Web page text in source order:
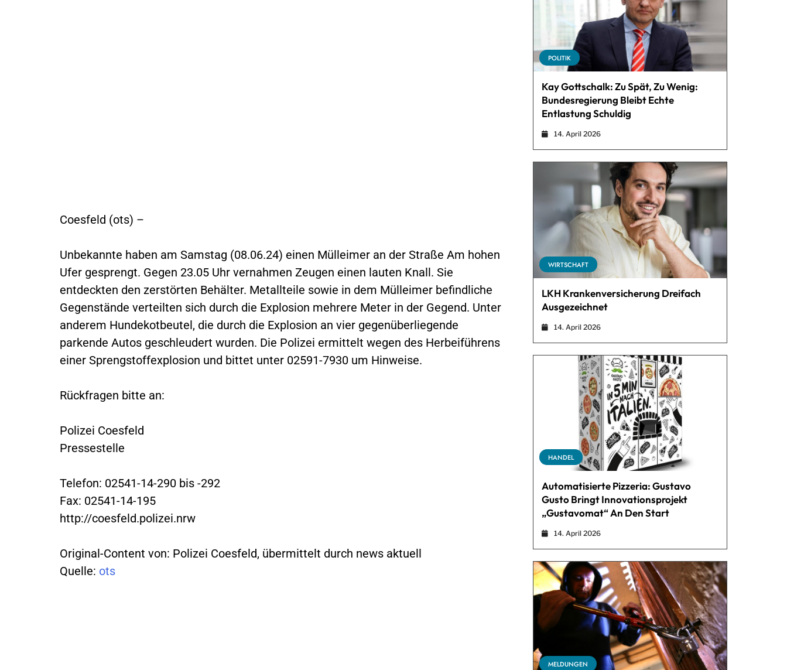
Coesfeld (ots) –
Unbekannte haben am Samstag (08.06.24) einen Mülleimer an der Straße Am hohen
Ufer gesprengt. Gegen 23.05 Uhr vernahmen Zeugen einen lauten Knall. Sie
entdeckten den zerstörten Behälter. Metallteile sowie in dem Mülleimer befindliche
Gegenstände verteilten sich durch die Explosion mehrere Meter in der Gegend. Unter
anderem Hundekotbeutel, die durch die Explosion an vier gegenüberliegende
parkende Autos geschleudert wurden. Die Polizei ermittelt wegen des Herbeiführens
einer Sprengstoffexplosion und bittet unter 02591-7930 um Hinweise.
Rückfragen bitte an:
Polizei Coesfeld
Pressestelle
Telefon: 02541-14-290 bis -292
Fax: 02541-14-195
http://coesfeld.polizei.nrw
Original-Content von: Polizei Coesfeld, übermittelt durch news aktuell
Quelle: ots
POLITIK
Kay Gottschalk: Zu Spät, Zu Wenig:
Bundesregierung Bleibt Echte
Entlastung Schuldig
14. April 2026
WIRTSCHAFT
LKH Krankenversicherung Dreifach
Ausgezeichnet
14. April 2026
HANDEL
Automatisierte Pizzeria: Gustavo
Gusto Bringt Innovationsprojekt
„Gustavomat“ An Den Start
14. April 2026
MELDUNGEN